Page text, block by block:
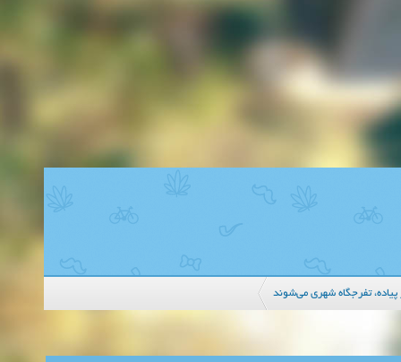
پیاده، تفرجگاه شهری می‌شوند